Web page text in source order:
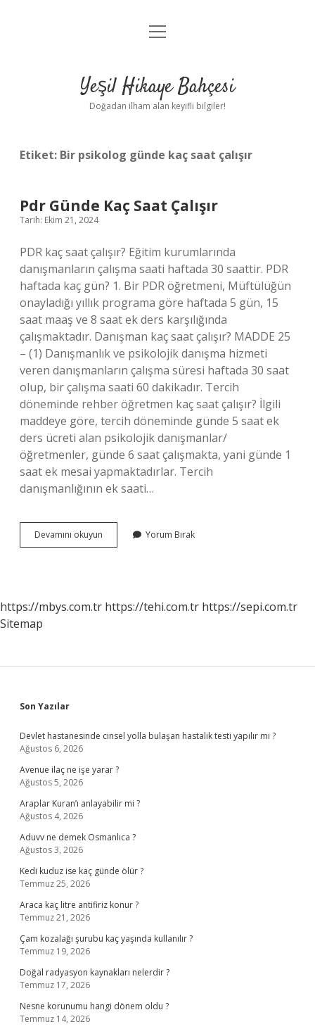
Anasayfa
Yasal Uyarı
menüyü
Yeşil Hikaye Bahçesi
Doğadan ilham alan keyifli bilgiler!
Etiket: Bir psikolog günde kaç saat çalışır
Pdr Günde Kaç Saat Çalışır
Tarih: Ekim 21, 2024
PDR kaç saat çalışır? Eğitim kurumlarında
danışmanların çalışma saati haftada 30 saattir. PDR
haftada kaç gün? 1. Bir PDR öğretmeni, Müftülüğün
onayladığı yıllık programa göre haftada 5 gün, 15
saat maaş ve 8 saat ek ders karşılığında
çalışmaktadır. Danışman kaç saat çalışır? MADDE 25
– (1) Danışmanlık ve psikolojik danışma hizmeti
veren danışmanların çalışma süresi haftada 30 saat
olup, bir çalışma saati 60 dakikadır. Tercih
döneminde rehber öğretmen kaç saat çalışır? İlgili
maddeye göre, tercih döneminde günde 5 saat ek
ders ücreti alan psikolojik danışmanlar/
öğretmenler, günde 6 saat çalışmakta, yani günde 1
saat ek mesai yapmaktadırlar. Tercih
danışmanlığının ek saati…
Devamını okuyun
Günde
Yorum Bırak
https://mbys.com.tr https://tehi.com.tr https://sepi.com.tr
Sitemap
Sidebar
Son Yazılar
Devlet hastanesinde cinsel yolla bulaşan hastalık testi yapılır mı ?
Ağustos 6, 2026
Avenue ilaç ne işe yarar ?
Ağustos 5, 2026
Araplar Kuran’ı anlayabilir mi ?
Ağustos 4, 2026
Aduvv ne demek Osmanlıca ?
Ağustos 3, 2026
Kedi kuduz ise kaç günde ölür ?
Temmuz 25, 2026
Araca kaç litre antifiriz konur ?
Temmuz 21, 2026
Çam kozalağı şurubu kaç yaşında kullanılır ?
Temmuz 19, 2026
Doğal radyasyon kaynakları nelerdir ?
Temmuz 17, 2026
Nesne korunumu hangi dönem oldu ?
Temmuz 14, 2026